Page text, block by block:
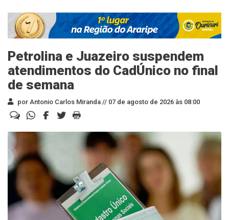
Petrolina e Juazeiro suspendem
atendimentos do CadÚnico no final
de semana
por Antonio Carlos Miranda // 07 de agosto de 2026 às 08:00